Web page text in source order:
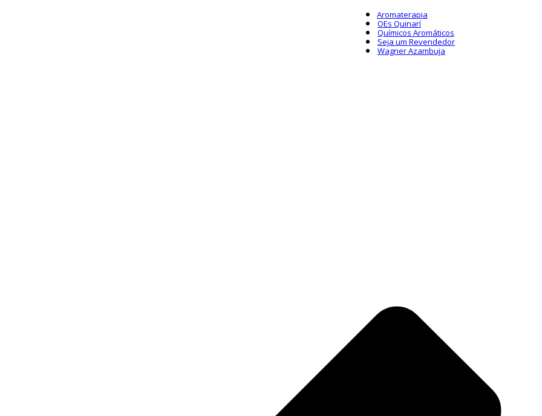
Aromaterapia
OEs Quinarí
Químicos Aromáticos
Seja um Revendedor
Wagner Azambuja